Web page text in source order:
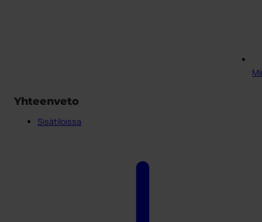
Yhteenveto
Sisätiloissa